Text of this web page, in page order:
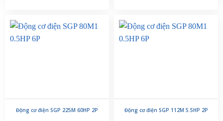
Động cơ điện SGP 225M 60HP 2P Động cơ điện SGP 112M 5.5HP 2P